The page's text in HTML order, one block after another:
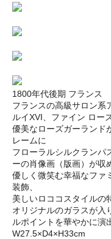
1800年代後期 フランス
フランスの高級サロン系
ルイXVI、ファイン ロー
優美なローズガーランド
レームに
フローラルシルクランパ
ーの肖像画（版画）が収
優しく微笑む幸福なファ
装飾、
美しいロココスタイルの
オリジナルのガラスが入
ルポイントを華やかに演
W27.5×D4×H33cm